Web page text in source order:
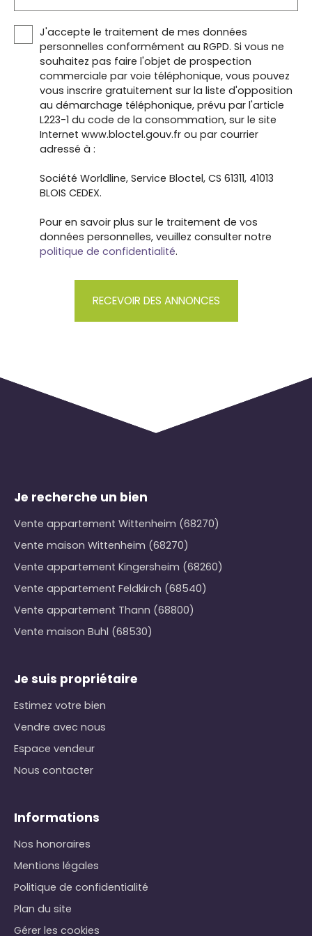
J'accepte le traitement de mes données
personnelles conformément au RGPD. Si vous ne
souhaitez pas faire l'objet de prospection
commerciale par voie téléphonique, vous pouvez
vous inscrire gratuitement sur la liste d'opposition
au démarchage téléphonique, prévu par l'article
L223-1 du code de la consommation, sur le site
Internet www.bloctel.gouv.fr ou par courrier
adressé à :
Société Worldline, Service Bloctel, CS 61311, 41013
BLOIS CEDEX.
Pour en savoir plus sur le traitement de vos
données personnelles, veuillez consulter notre
politique de confidentialité.
RECEVOIR DES ANNONCES
Je recherche un bien
Vente appartement Wittenheim (68270)
Vente maison Wittenheim (68270)
Vente appartement Kingersheim (68260)
Vente appartement Feldkirch (68540)
Vente appartement Thann (68800)
Vente maison Buhl (68530)
Je suis propriétaire
Estimez votre bien
Vendre avec nous
Espace vendeur
Nous contacter
Informations
Nos honoraires
Mentions légales
Politique de confidentialité
Plan du site
Gérer les cookies